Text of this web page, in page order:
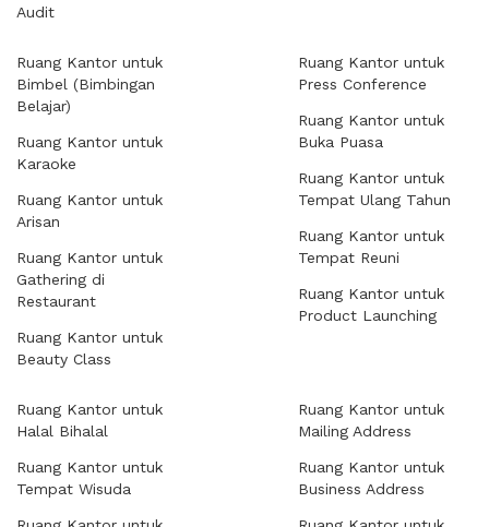
Audit
Ruang Kantor untuk
Bimbel (Bimbingan
Belajar)
Ruang Kantor untuk
Karaoke
Ruang Kantor untuk
Arisan
Ruang Kantor untuk
Gathering di
Restaurant
Ruang Kantor untuk
Beauty Class
Ruang Kantor untuk
Press Conference
Ruang Kantor untuk
Buka Puasa
Ruang Kantor untuk
Tempat Ulang Tahun
Ruang Kantor untuk
Tempat Reuni
Ruang Kantor untuk
Product Launching
Ruang Kantor untuk
Halal Bihalal
Ruang Kantor untuk
Tempat Wisuda
Ruang Kantor untuk
Mailing Address
Ruang Kantor untuk
Business Address